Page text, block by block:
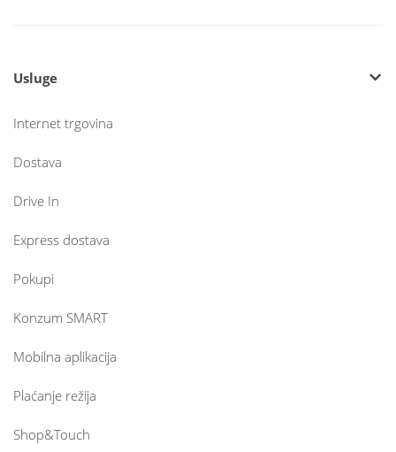
Usluge
Internet trgovina
Dostava
Drive In
Express dostava
Pokupi
Konzum SMART
Mobilna aplikacija
Plaćanje režija
Shop&Touch